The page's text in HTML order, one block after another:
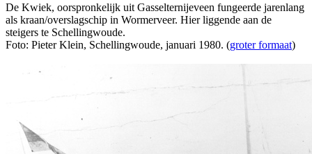
De Kwiek, oorspronkelijk uit Gasselternijeveen fungeerde jarenlang
als kraan/overslagschip in Wormerveer. Hier liggende aan de
steigers te Schellingwoude.
Foto: Pieter Klein, Schellingwoude, januari 1980. (groter formaat)